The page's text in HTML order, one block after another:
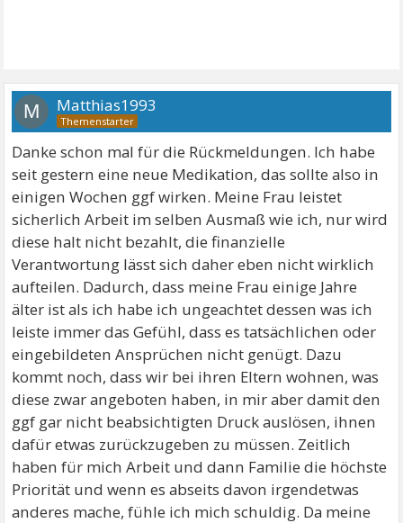
M Matthias1993
Danke schon mal für die Rückmeldungen. Ich habe
seit gestern eine neue Medikation, das sollte also in
einigen Wochen ggf wirken. Meine Frau leistet
sicherlich Arbeit im selben Ausmaß wie ich, nur wird
diese halt nicht bezahlt, die finanzielle
Verantwortung lässt sich daher eben nicht wirklich
aufteilen. Dadurch, dass meine Frau einige Jahre
älter ist als ich habe ich ungeachtet dessen was ich
leiste immer das Gefühl, dass es tatsächlichen oder
eingebildeten Ansprüchen nicht genügt. Dazu
kommt noch, dass wir bei ihren Eltern wohnen, was
diese zwar angeboten haben, in mir aber damit den
ggf gar nicht beabsichtigten Druck auslösen, ihnen
dafür etwas zurückzugeben zu müssen. Zeitlich
haben für mich Arbeit und dann Familie die höchste
Priorität und wenn es abseits davon irgendetwas
anderes mache, fühle ich mich schuldig. Da meine